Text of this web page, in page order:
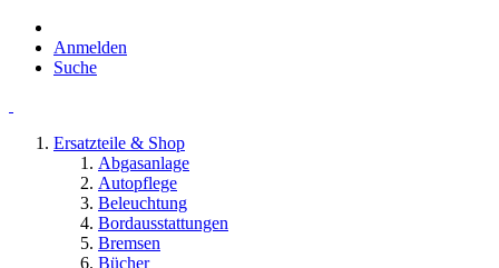
Anmelden
Suche
Ersatzteile & Shop
Abgasanlage
Autopflege
Beleuchtung
Bordausstattungen
Bremsen
Bücher